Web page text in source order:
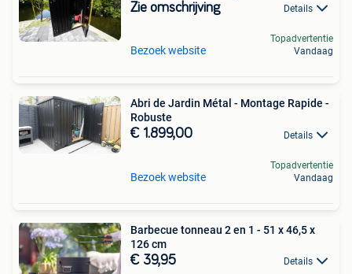
Zie omschrijving Details
Bezoek website
Topadvertentie
Vandaag
Abri de Jardin Métal - Montage Rapide -
Robuste
€ 1.899,00 Details
Bezoek website
Topadvertentie
Vandaag
Barbecue tonneau 2 en 1 - 51 x 46,5 x
126 cm
€ 39,95 Details